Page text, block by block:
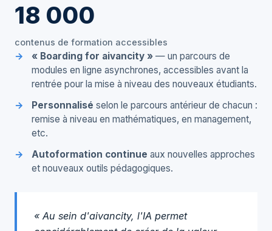
18 000
contenus de formation accessibles
« Boarding for aivancity » — un parcours de
modules en ligne asynchrones, accessibles avant la
rentrée pour la mise à niveau des nouveaux étudiants.
Personnalisé selon le parcours antérieur de chacun :
remise à niveau en mathématiques, en management,
etc.
Autoformation continue aux nouvelles approches
et nouveaux outils pédagogiques.
« Au sein d'aivancity, l'IA permet